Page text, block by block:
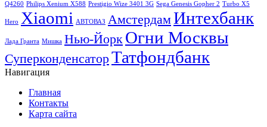
Q4260 Philips Xenium X588 Prestigio Wize 3401 3G Sega Genesis Gopher 2 Turbo X5
Hero Xiaomi АВТОВАЗ АмстердамИнтехбанк
Лада Гранта Мишка Нью-Йорк Огни Москвы
СуперконденсаторТатфондбанк
Навигация
Главная
Контакты
Карта сайта